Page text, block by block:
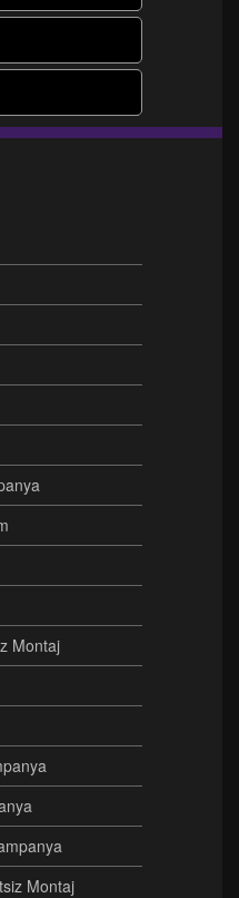
Montaj
Montaj